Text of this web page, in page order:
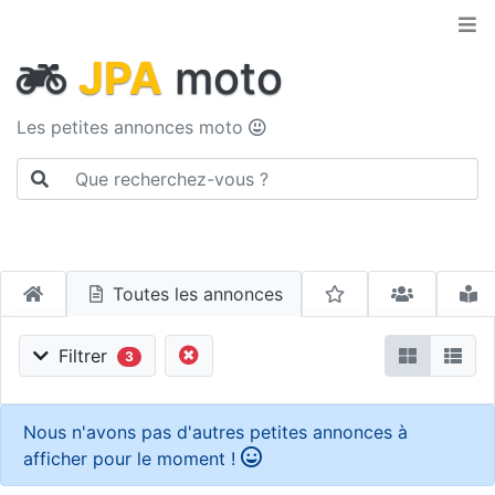
JPA moto
Les petites annonces moto
Toutes les annonces
Filtrer 3
Nous n'avons pas d'autres petites annonces à
afficher pour le moment !